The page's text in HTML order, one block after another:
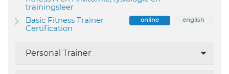
trainingsleer
english
online
Basic Fitness Trainer
Certification
Personal Trainer